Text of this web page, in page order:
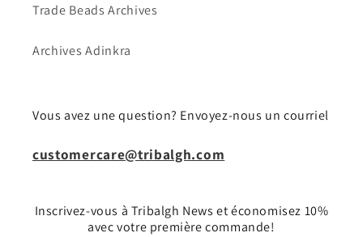
Trade Beads Archives
Archives Adinkra
Vous avez une question? Envoyez-nous un courriel
customercare@tribalgh.com
Inscrivez-vous à Tribalgh News et économisez 10%
avec votre première commande!